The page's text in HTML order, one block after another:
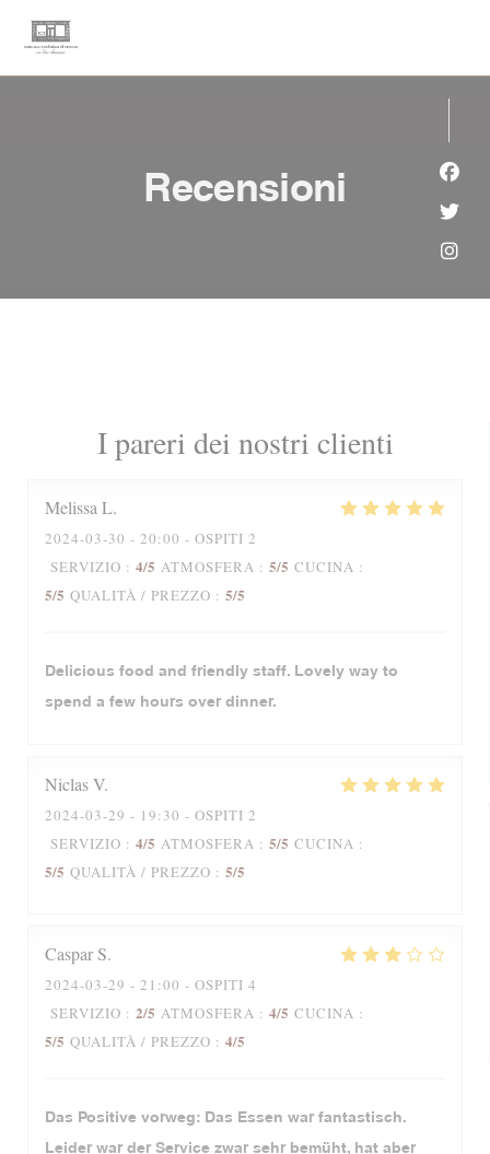
Recensioni
I pareri dei nostri clienti
MelissaL
2024-03-30 - 20:00 - OSPITI 2
SERVIZIO : 4/5 ATMOSFERA : 5/5 CUCINA :
5/5 QUALITÀ / PREZZO : 5/5
Delicious food and friendly staff. Lovely way to
spend a few hours over dinner.
NiclasV
2024-03-29 - 19:30 - OSPITI 2
SERVIZIO : 4/5 ATMOSFERA : 5/5 CUCINA :
5/5 QUALITÀ / PREZZO : 5/5
Caspar S
2024-03-29 - 21:00 - OSPITI 4
SERVIZIO : 2/5 ATMOSFERA : 4/5 CUCINA :
5/5 QUALITÀ / PREZZO : 4/5
Das Positive vorweg: Das Essen war fantastisch.
Leider war der Service zwar sehr bemüht, hat aber